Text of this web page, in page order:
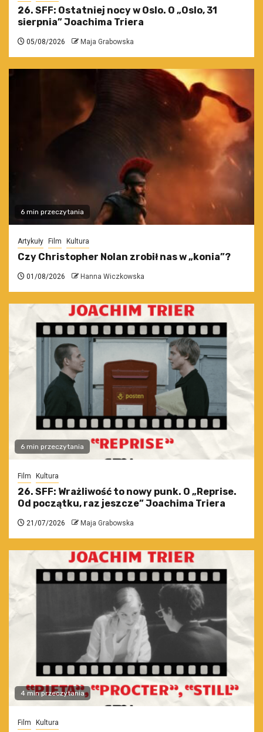
26. SFF: Ostatniej nocy w Oslo. O „Oslo, 31
sierpnia” Joachima Triera
05/08/2026 Maja Grabowska
6 min przeczytania
Artykuły Film Kultura
Czy Christopher Nolan zrobił nas w „konia”?
01/08/2026 Hanna Wiczkowska
6 min przeczytania
Film Kultura
26. SFF: Wrażliwość to nowy punk. O „Reprise.
Od początku, raz jeszcze” Joachima Triera
21/07/2026 Maja Grabowska
4 min przeczytania
Film Kultura